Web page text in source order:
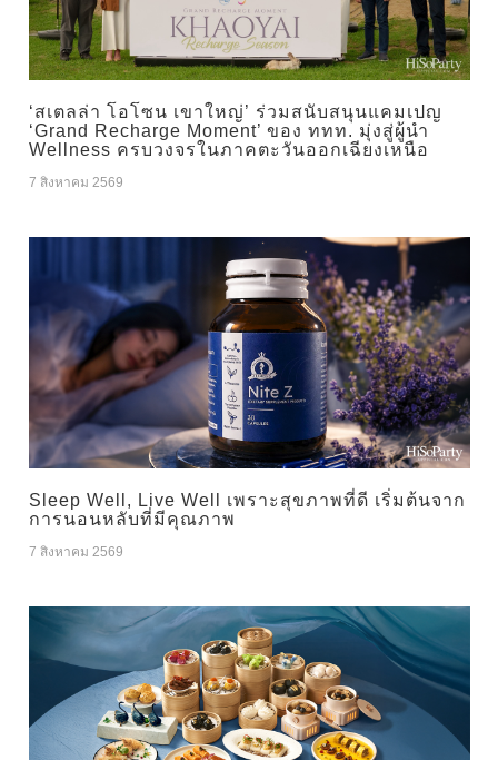
‘สเตลล่า โอโซน เขาใหญ่’ ร่วมสนับสนุนแคมเปญ
‘Grand Recharge Moment’ ของ ททท. มุ่งสู่ผู้นำ
Wellness ครบวงจรในภาคตะวันออกเฉียงเหนือ
7 สิงหาคม 2569
Sleep Well, Live Well เพราะสุขภาพที่ดี เริ่มต้นจาก
การนอนหลับที่มีคุณภาพ
7 สิงหาคม 2569